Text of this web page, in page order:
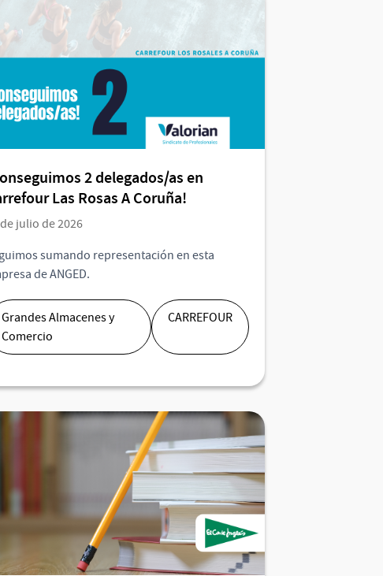
2 delegados/as en
Las Rosas A Coruña!
julio de 2026
sumando representación en esta
de ANGED.
Grandes Almacenes y
Comercio
CARREFOUR